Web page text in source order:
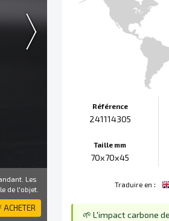
Les
de l'objet.
ACHETER
Référence
241114305
Taille mm
70x70x45
Traduire en :
🌱 L'impact carbone